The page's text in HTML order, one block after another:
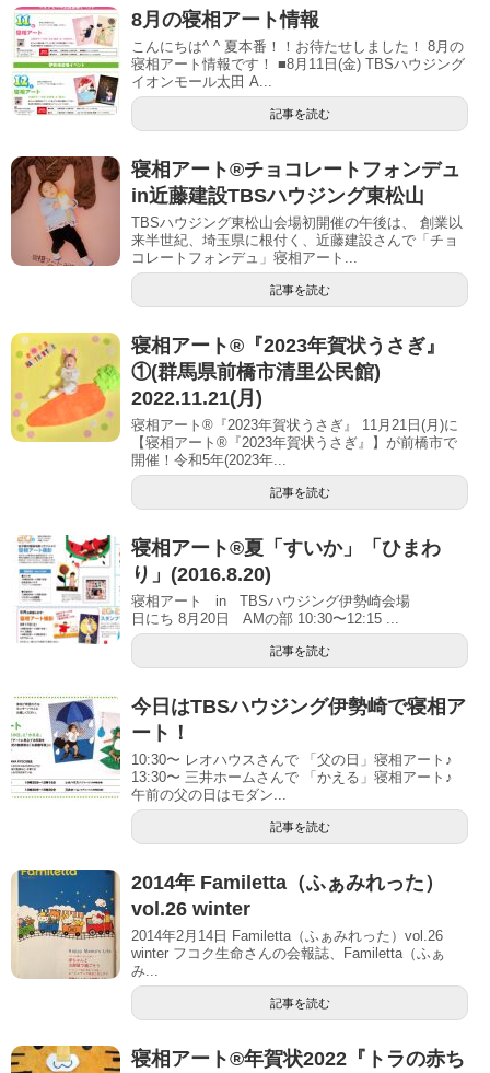
8月の寝相アート情報
こんにちは^ ^ 夏本番！！お待たせしました！ 8月の
寝相アート情報です！ ■8月11日(金) TBSハウジング
イオンモール太田 A...
記事を読む
寝相アート®︎チョコレートフォンデュ
in近藤建設TBSハウジング東松山
TBSハウジング東松山会場初開催の午後は、 創業以
来半世紀、埼玉県に根付く、近藤建設さんで「チョ
コレートフォンデュ」寝相アート...
記事を読む
寝相アート®︎『2023年賀状うさぎ』
①(群馬県前橋市清里公民館)
2022.11.21(月)
寝相アート®『2023年賀状うさぎ』 11月21日(月)に
【寝相アート®︎『2023年賀状うさぎ』】が前橋市で
開催！令和5年(2023年...
記事を読む
寝相アート®夏「すいか」「ひまわ
り」(2016.8.20)
寝相アート in TBSハウジング伊勢崎会場
日にち 8月20日 AMの部 10:30〜12:15 ...
記事を読む
今日はTBSハウジング伊勢崎で寝相ア
ート！
10:30〜 レオハウスさんで 「父の日」寝相アート♪
13:30〜 三井ホームさんで 「かえる」寝相アート♪
午前の父の日はモダン...
記事を読む
2014年 Familetta（ふぁみれった）
vol.26 winter
2014年2月14日 Familetta（ふぁみれった）vol.26
winter フコク生命さんの会報誌、Familetta（ふぁ
み...
記事を読む
寝相アート®︎年賀状2022『トラの赤ち